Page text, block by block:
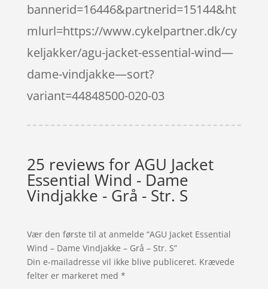
bannerid=16446&partnerid=15144&ht
mlurl=https://www.cykelpartner.dk/cy
keljakker/agu-jacket-essential-wind—
dame-vindjakke—sort?
variant=44848500-020-03
25 reviews forAGU Jacket
Essential Wind - Dame
Vindjakke - Grå - Str. S
Vær den første til at anmelde “AGU Jacket Essential
Wind – Dame Vindjakke – Grå – Str. S”
Din e-mailadresse vil ikke blive publiceret. Krævede
felter er markeret med *